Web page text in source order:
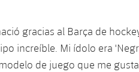
gracias al Barça de
increíble. Mi ídolo era
de juego que me